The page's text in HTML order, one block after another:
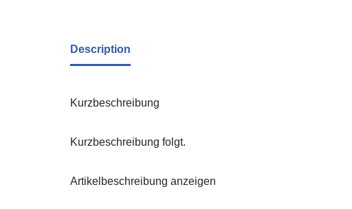
Description
Kurzbeschreibung
Kurzbeschreibung folgt.
Artikelbeschreibung anzeigen